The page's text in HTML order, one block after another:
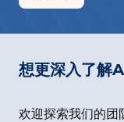
想更深入了解
欢迎探索我们的团